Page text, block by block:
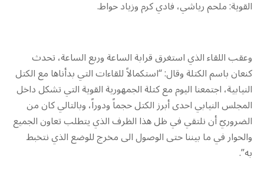
القوية: ملحم رياشي، فادي كرم وزياد حواط.
وعقب اللقاء الذي استغرق قرابة الساعة وربع الساعة، تحدث
كنعان باسم الكتلة وقال: “استكمالاً للقاءات التي بدأناها مع الكتل
النيابية، اجتمعنا اليوم مع كتلة الجمهورية القوية التي تشكل داخل
المجلس النيابي احدى أبرز الكتل حجماً ودوراً، وبالتالي كان من
الضروريّ أن نلتقي في ظل هذا الظرف الذي يتطلب تعاون الجميع
والحوار في ما بيننا حتى الوصول الى مخرج للوضع الذي نتخبط
به”.